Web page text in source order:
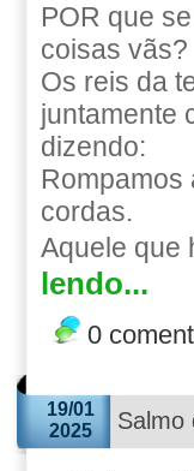
POR que
coisas vãs?
Os reis da
juntamente
dizendo:
Rompamos
cordas.
Aquele que
lendo...
0
19/01
2025
Salmo